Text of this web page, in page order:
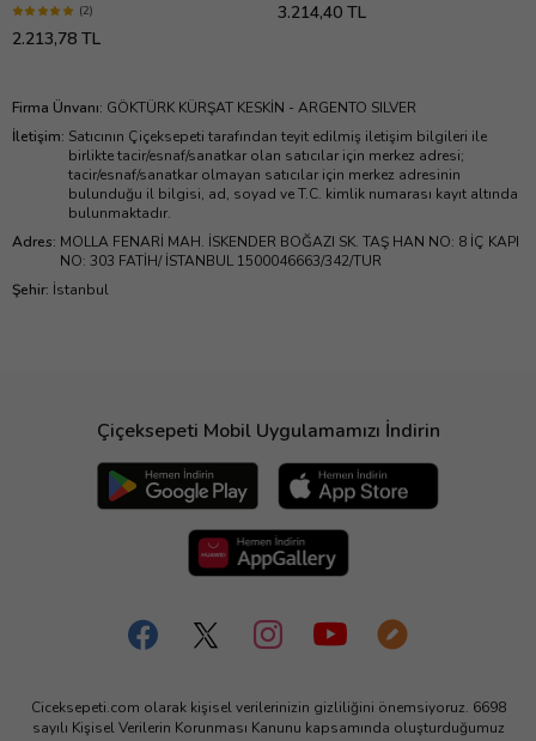
(2)
2.213,78 TL
3.214,40 TL
Firma Ünvanı: GÖKTÜRK KÜRŞAT KESKİN - ARGENTO SILVER
İletişim: Satıcının Çiçeksepeti tarafından teyit edilmiş iletişim bilgileri ile
birlikte tacir/esnaf/sanatkar olan satıcılar için merkez adresi;
tacir/esnaf/sanatkar olmayan satıcılar için merkez adresinin
bulunduğu il bilgisi, ad, soyad ve T.C. kimlik numarası kayıt altında
bulunmaktadır.
Adres: MOLLA FENARİ MAH. İSKENDER BOĞAZI SK. TAŞ HAN NO: 8 İÇ KAPI
NO: 303 FATİH/ İSTANBUL 1500046663/342/TUR
Şehir: İstanbul
Çiçeksepeti Mobil Uygulamamızı İndirin
Ciceksepeti.com olarak kişisel verilerinizin gizliliğini önemsiyoruz. 6698
sayılı Kişisel Verilerin Korunması Kanunu kapsamında oluşturduğumuz